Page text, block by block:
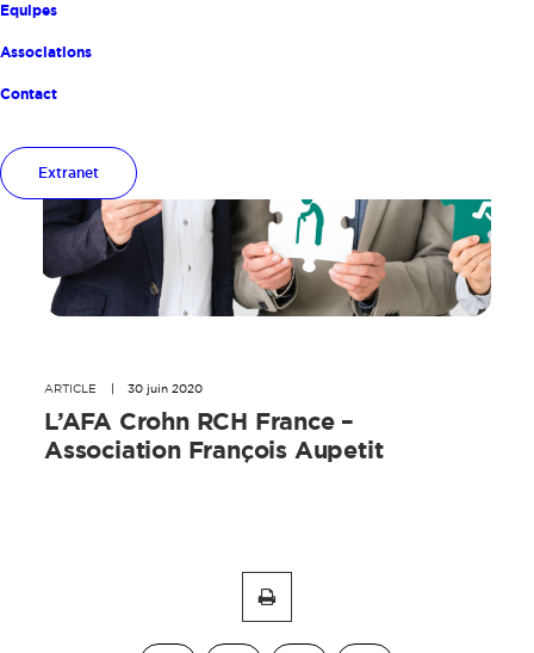
Equipes
Associations
Contact
Extranet
ARTICLE 30 juin 2020
L’AFA Crohn RCH France –
Association François Aupetit